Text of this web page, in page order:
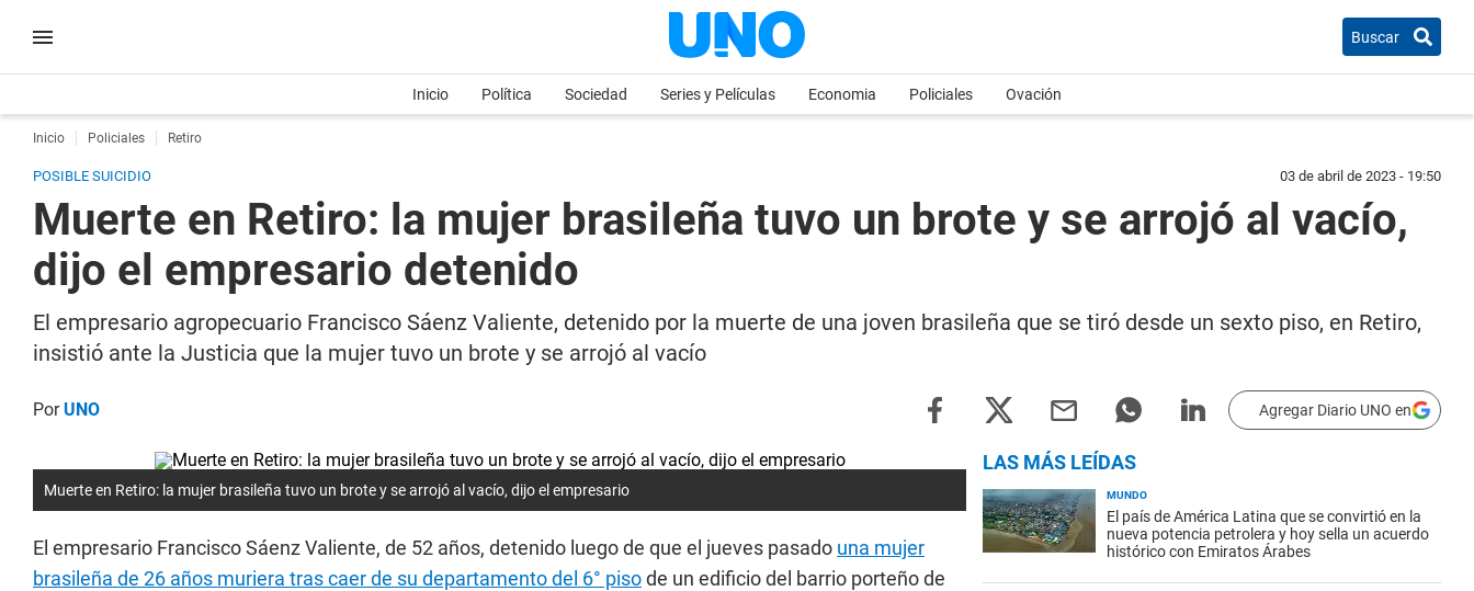
Buscar
Inicio Política Sociedad Series y Películas Economia Policiales Ovación
Inicio Policiales Retiro
POSIBLE SUICIDIO 03 de abril de 2023 - 19:50
Muerte en Retiro: la mujer brasileña tuvo un brote y se arrojó al vacío,
dijo el empresario detenido
El empresario agropecuario Francisco Sáenz Valiente, detenido por la muerte de una joven brasileña que se tiró desde un sexto piso, en Retiro,
insistió ante la Justicia que la mujer tuvo un brote y se arrojó al vacío
PorUNO Agregar Diario UNO en
Muerte en Retiro: la mujer brasileña tuvo un brote y se arrojó al vacío, dijo el empresario
El empresario Francisco Sáenz Valiente, de 52 años, detenido luego de que el jueves pasado una mujer
brasileña de 26 años muriera tras caer de su departamento del 6° pisode un edificio del barrio porteño de
LAS MÁS LEÍDAS
MUNDO
El país de América Latina que se convirtió en la
nueva potencia petrolera y hoy sella un acuerdo
histórico con Emiratos Árabes